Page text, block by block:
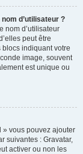
d’utilisateur ?
nom d’utilisateur
peut être
indiquant votre
image, souvent
est unique ou
» vous pouvez ajouter
suivantes : Gravatar,
activer ou non les